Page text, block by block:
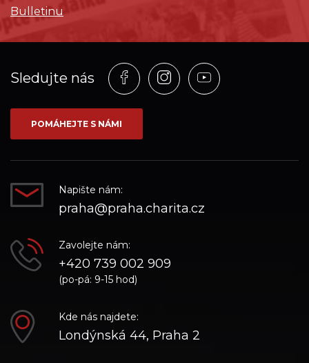
Bulletinu
Sledujte nás
Profil
na
síti_Facebook
Profil
na
Profil
na
POMÁHEJTE S NÁMI
Napište nám:
praha@praha.charita.cz
Zavolejte nám:
+420 739 002 909
(po-pá: 9-15 hod)
Kde nás najdete:
Londýnská 44, Praha 2